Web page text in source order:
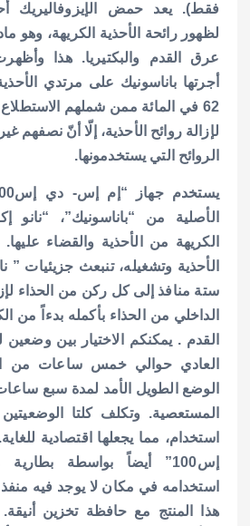
فقط).يعد حمض الإيزوفاليريك
لظهور رائحة الأحذية الكريهة، وهو
عرق القدم والبكتيريا. هذا
أجرتها باناسونيك على مرتدي
62 في المائة ممن شملهم
لإزالة روائح الأحذية، إلّا أنّ
الروائح التي يستخدمونها.
الأصلية من “باناسونيك”، “نانو
الكريهة من الأحذية والقضاء
الأحذية وتشغيله، تنبعث جزيئيات
ستة منافذ إلى كل ركن من الحذاء
الداخلي من الحذاء بأكمله بدءاً من
القدم . يمكنكم الاختيار بين
العادي حوالي خمس ساعات من
الوضع الطويل الأمد لمدة سبع ساعات
استخدام، مما يجعلها اقتصادية
إس100” أيضاً بواسطة
استخدامه في مكان لا يوجد فيه منفذ
هذا المنتج مع حافظة تخزين